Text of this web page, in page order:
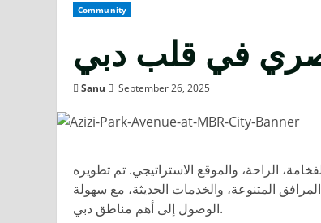
Community
في قلب دبي
Sanu September 26, 2025
الراحة، والموقع الاستراتيجي. تم تطويره
المتنوعة، والخدمات الحديثة، مع سهولة
الوصول إلى أهم مناطق دبي.